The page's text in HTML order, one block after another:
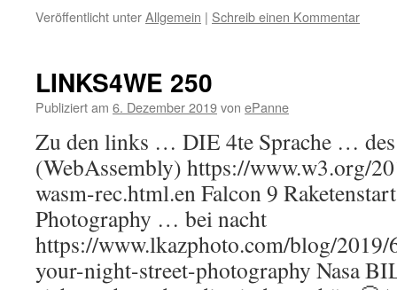
Veröffentlicht unterAllgemein | Schreib einen Kommentar
LINKS4WE 250
Publiziert am 6. Dezember 2019von ePanne
Zu den links … DIE 4te Sprache …
(WebAssembly) https://www.w3.org/
wasm-rec.html.en Falcon 9
Photography … bei nacht
https://www.lkazphoto.com/blog/
your-night-street-photography Nasa